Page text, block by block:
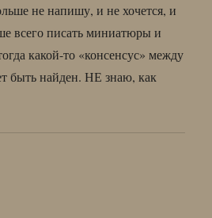
не напишу, и не хочется, и
всего писать миниатюры и
какой-то «консенсус» между
быть найден. НЕ знаю, как